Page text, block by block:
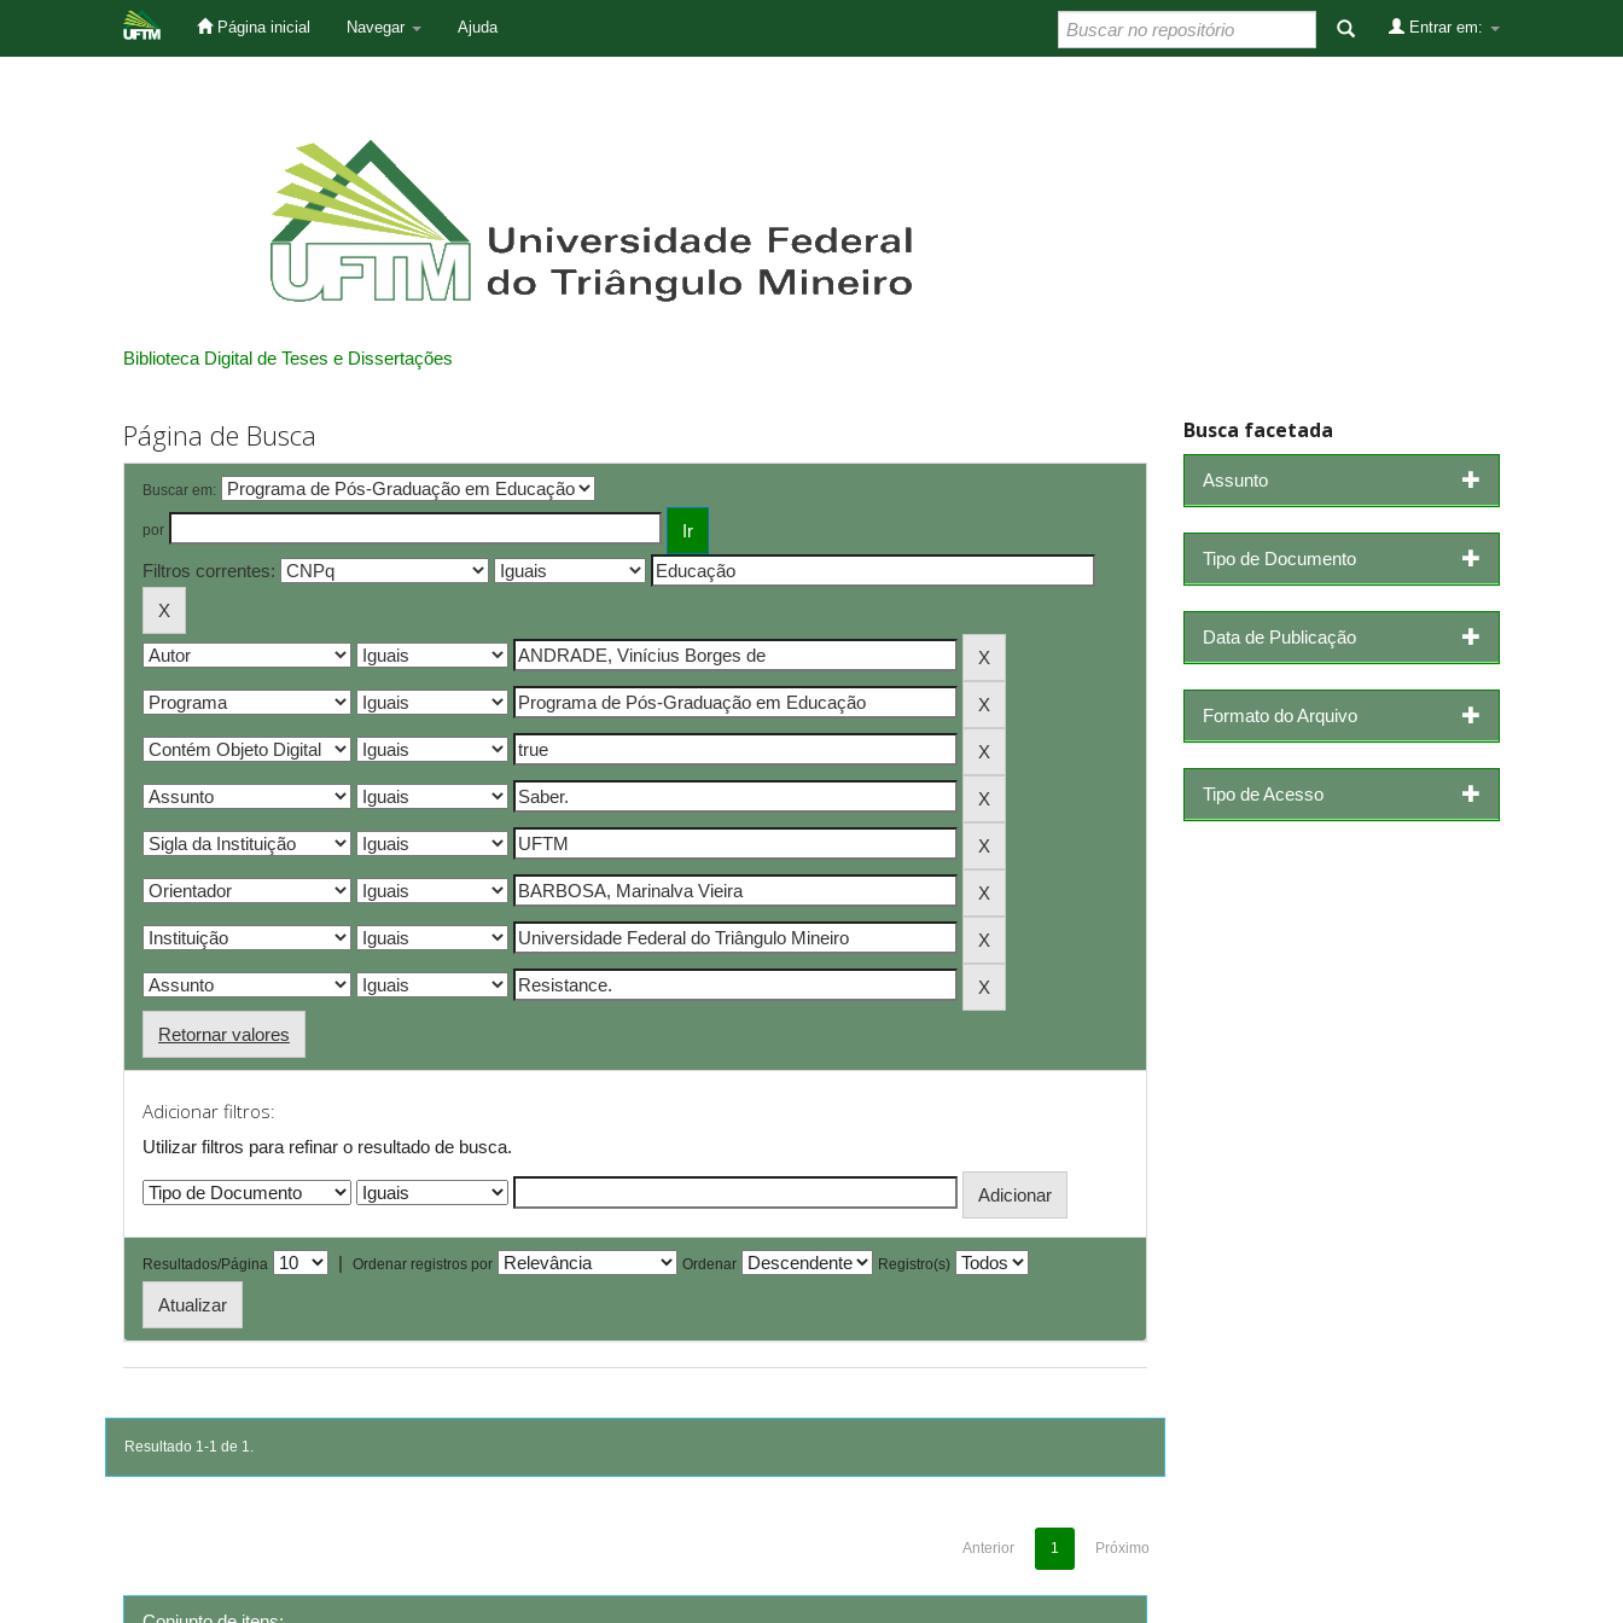
Página inicial Navegar Ajuda Entrar em:
Biblioteca Digital de Teses e Dissertações
Página de Busca
Buscar em:
por
Filtros correntes:
Retornar valores
Adicionar filtros:
Utilizar filtros para refinar o resultado de busca.
Resultados/Página | Ordenar registros por Ordenar Registro(s)
Resultado 1-1 de 1.
Anterior 1 Próximo
Busca facetada
Assunto
Tipo de Documento
Data de Publicação
Formato do Arquivo
Tipo de Acesso